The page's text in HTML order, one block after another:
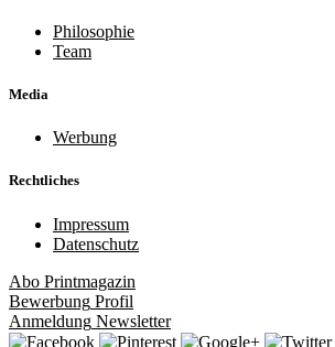
Philosophie
Team
Media
Werbung
Rechtliches
Impressum
Datenschutz
Abo Printmagazin
Bewerbung Profil
Anmeldung Newsletter